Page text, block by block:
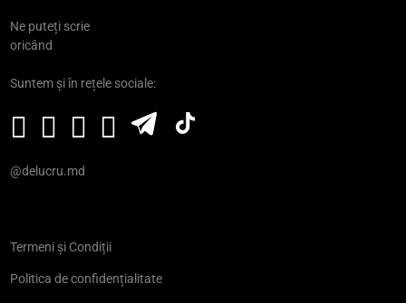
Ne puteți scrie
oricând
Suntem și în rețele sociale:
@delucru.md
Termeni și Condiții
Politica de confidențialitate